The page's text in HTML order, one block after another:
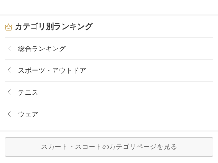
カテゴリ別ランキング
総合ランキング
スポーツ・アウトドア
テニス
ウェア
スカート・スコートのカテゴリページを見る